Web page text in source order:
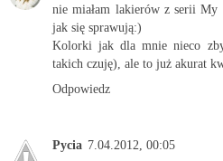
nie miałam lakierów z serii My
jak się sprawują:)
Kolorki jak dla mnie nieco
takich czuję), ale to już akurat
Odpowiedz
Pycia 7.04.2012, 00:05